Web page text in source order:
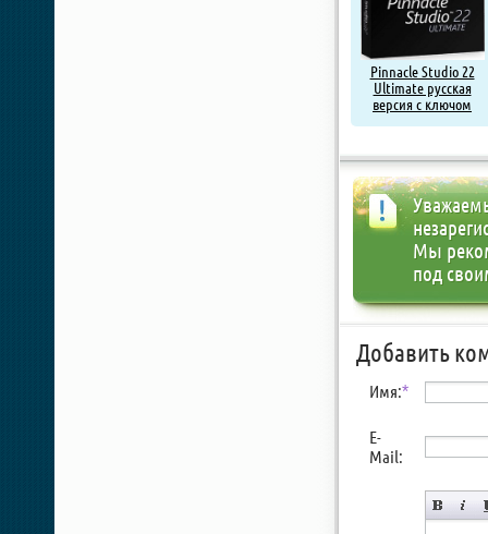
Pinnacle Studio 22
Ultimate русская
версия с ключом
Мы
под
Добавить
Имя:*
E-
Mail: